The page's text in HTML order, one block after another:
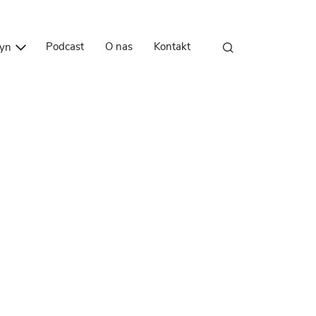
Podcast O nas Kontakt
Przejdź do treści